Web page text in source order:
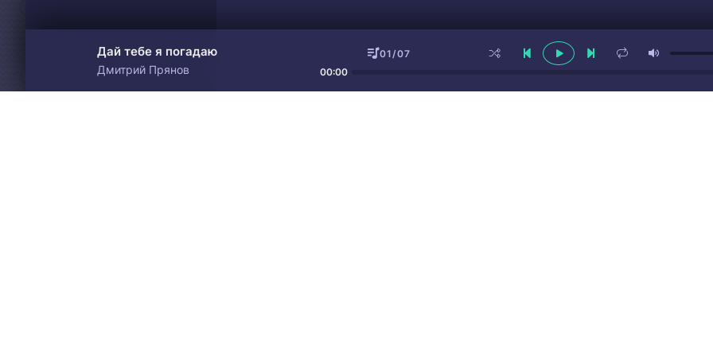
Дай тебе я погадаю
Дмитрий Прянов
01/07
00:00